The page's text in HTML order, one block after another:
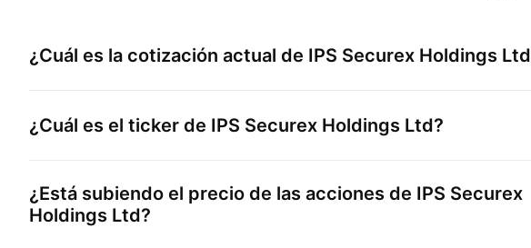
¿Cuál es la cotización actual de IPS Securex Holdings Ltd
¿Cuál es el ticker de IPS Securex Holdings Ltd?
¿Está subiendo el precio de las acciones de IPS Securex
Holdings Ltd?